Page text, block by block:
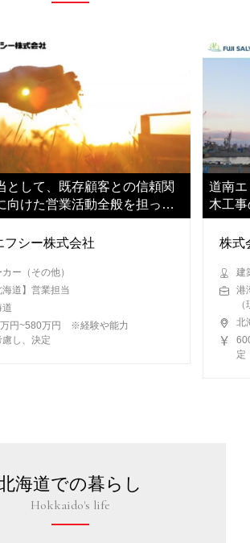
として、既存顧客との信頼関
向けた営業活動全般を担って
ます
フシー株式会社
カー（その他）
海道】営業担当
道
円~580万円 ※経験や能力
慮し、決定
道南
木工
ただ
株式
建
港
北
定
海道での暮らし
Hokkaido's life